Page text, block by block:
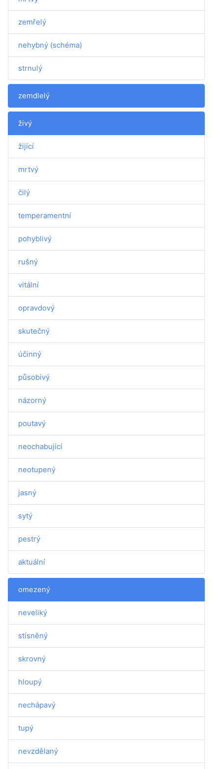
zemřelý
nehybný (schéma)
strnulý
zemdlelý
živý
žijící
mrtvý
čilý
temperamentní
pohyblivý
rušný
vitální
opravdový
skutečný
účinný
působivý
názorný
poutavý
neochabující
neotupený
jasný
sytý
pestrý
aktuální
omezený
neveliký
stísněný
skrovný
hloupý
nechápavý
tupý
nevzdělaný